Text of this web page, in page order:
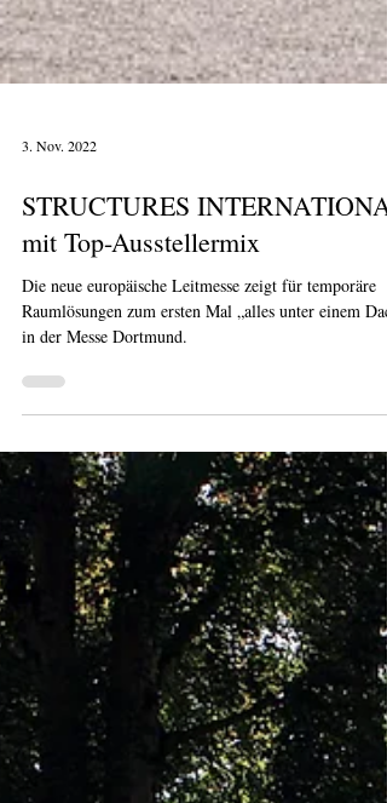
3. Nov. 2022
STRUCTURES
mit Top-Ausstellermix
Die neue europäische Leitmesse zeigt für temporäre
in der Messe Dortmund.